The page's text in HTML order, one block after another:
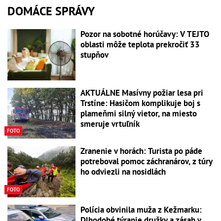
DOMÁCE SPRÁVY
Pozor na sobotné horúčavy: V TEJTO
oblasti môže teplota prekročiť 33
stupňov
FOTO
AKTUÁLNE Masívny požiar lesa pri
Trstíne: Hasičom komplikuje boj s
plameňmi silný vietor, na miesto
smeruje vrtuľník
FOTO
Zranenie v horách: Turista po páde
potreboval pomoc záchranárov, z túry
ho odviezli na nosidlách
Polícia obvinila muža z Kežmarku: